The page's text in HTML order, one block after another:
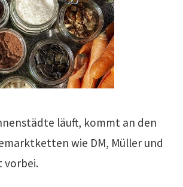
läuft, kommt an den
wie DM, Müller und
vorbei.